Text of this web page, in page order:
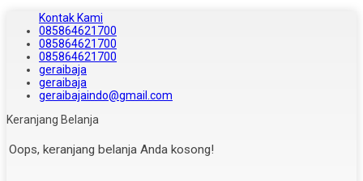
Kontak Kami
085864621700
085864621700
085864621700
geraibaja
geraibaja
geraibajaindo@gmail.com
Keranjang Belanja
Oops, keranjang belanja Anda kosong!